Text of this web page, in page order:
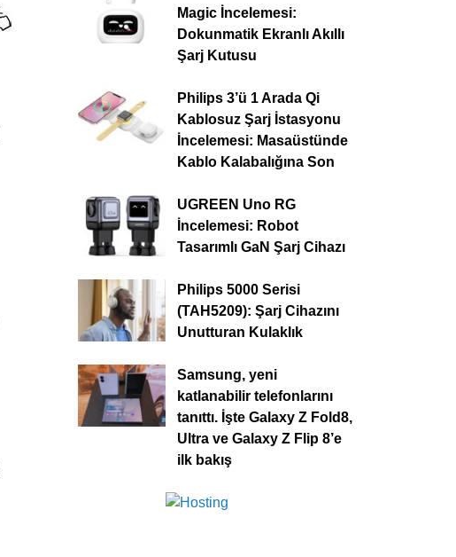
Magic İncelemesi:
Dokunmatik Ekranlı Akıllı
Şarj Kutusu
Philips 3’ü 1 Arada Qi
Kablosuz Şarj İstasyonu
İncelemesi: Masaüstünde
Kablo Kalabalığına Son
UGREEN Uno RG
İncelemesi: Robot
Tasarımlı GaN Şarj Cihazı
Philips 5000 Serisi
(TAH5209): Şarj Cihazını
Unutturan Kulaklık
Samsung, yeni
katlanabilir telefonlarını
tanıttı. İşte Galaxy Z Fold8,
Ultra ve Galaxy Z Flip 8’e
ilk bakış